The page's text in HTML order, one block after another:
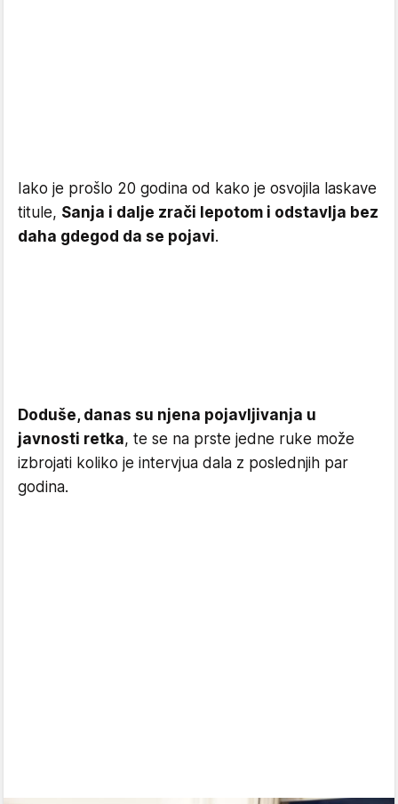
Iako je prošlo 20 godina od kako je osvojila laskave
titule, Sanja i dalje zrači lepotom i odstavlja bez
daha gdegod da se pojavi.
Doduše, danas su njena pojavljivanja u
javnosti retka, te se na prste jedne ruke može
izbrojati koliko je intervjua dala z poslednjih par
godina.